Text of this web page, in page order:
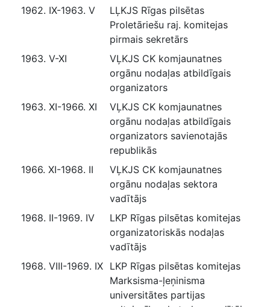
1962. IX-1963. V
LĻKJS Rīgas pilsētas
Proletāriešu raj. komitejas
pirmais sekretārs
1963. V-XI
VĻKJS CK komjaunatnes
orgānu nodaļas atbildīgais
organizators
1963. XI-1966. XI
VĻKJS CK komjaunatnes
orgānu nodaļas atbildīgais
organizators savienotajās
republikās
1966. XI-1968. II
VĻKJS CK komjaunatnes
orgānu nodaļas sektora
vadītājs
1968. II-1969. IV
LKP Rīgas pilsētas komitejas
organizatoriskās nodaļas
vadītājs
1968. VIII-1969. IX
LKP Rīgas pilsētas komitejas
Marksisma-ļeņinisma
universitātes partijas